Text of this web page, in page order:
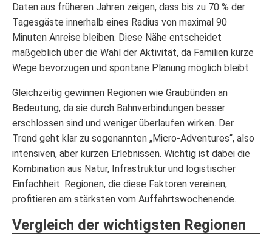
Daten aus früheren Jahren zeigen, dass bis zu 70 % der
Tagesgäste innerhalb eines Radius von maximal 90
Minuten Anreise bleiben. Diese Nähe entscheidet
maßgeblich über die Wahl der Aktivität, da Familien kurze
Wege bevorzugen und spontane Planung möglich bleibt.
Gleichzeitig gewinnen Regionen wie Graubünden an
Bedeutung, da sie durch Bahnverbindungen besser
erschlossen sind und weniger überlaufen wirken. Der
Trend geht klar zu sogenannten „Micro-Adventures“, also
intensiven, aber kurzen Erlebnissen. Wichtig ist dabei die
Kombination aus Natur, Infrastruktur und logistischer
Einfachheit. Regionen, die diese Faktoren vereinen,
profitieren am stärksten vom Auffahrtswochenende.
Vergleich der wichtigsten Regionen